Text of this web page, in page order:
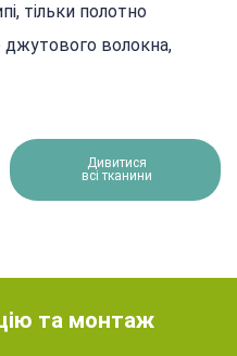
тільки полотно
джутового волокна,
Дивитися
всі тканини
та монтаж